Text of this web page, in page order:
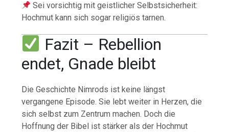
Sei vorsichtig mit geistlicher Selbstsicherheit:
Hochmut kann sich sogar religiös tarnen.
Fazit – Rebellion
endet, Gnade bleibt
Die Geschichte Nimrods ist keine längst
vergangene Episode. Sie lebt weiter in Herzen, die
sich selbst zum Zentrum machen. Doch die
Hoffnung der Bibel ist stärker als der Hochmut